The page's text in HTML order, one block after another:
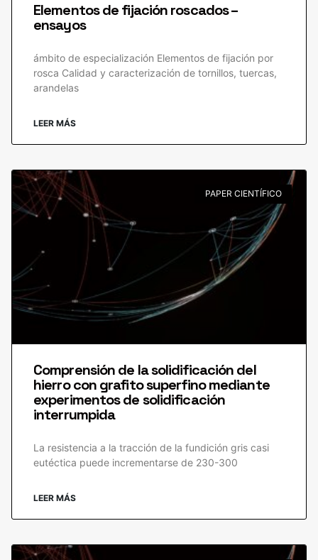
Elementos de fijación roscados –
ensayos
ámbito de especialización Elementos de fijación por
rosca Calidad y caracterización de tornillos, tuercas,
arandelas
LEER MÁS
PAPER CIENTÍFICO
Comprensión de la solidificación del
hierro con grafito superfino mediante
experimentos de solidificación
interrumpida
La resistencia a la tracción de la fundición gris casi
eutéctica puede incrementarse de 230-300
LEER MÁS